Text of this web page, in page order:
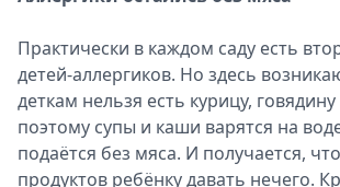
Практически в каждом саду есть
детей-аллергиков. Но здесь
деткам нельзя есть курицу,
поэтому супы и каши варятся на
подаётся без мяса. И получается,
продуктов ребёнку давать нечего.